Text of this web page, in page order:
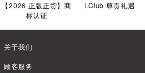
【2026 正版正货】商
标认证
LClub 尊贵礼遇
关于我们
顾客服务